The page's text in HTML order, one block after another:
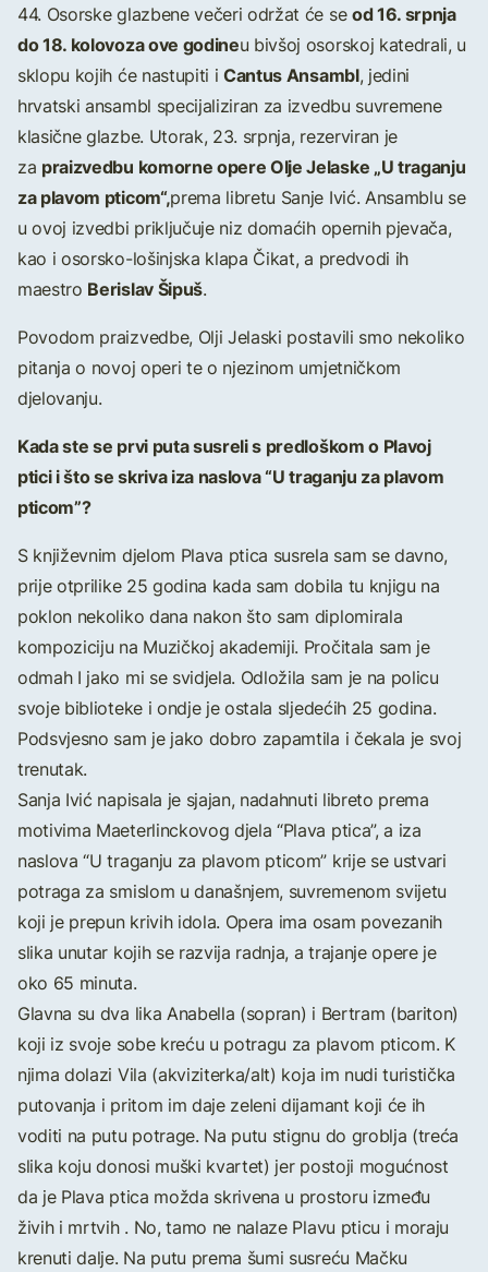
44. Osorske glazbene večeri održat će seod 16. srpnja
do 18. kolovoza ove godineu bivšoj osorskoj katedrali, u
sklopu kojih će nastupiti iCantus Ansambl, jedini
hrvatski ansambl specijaliziran za izvedbu suvremene
klasične glazbe. Utorak, 23. srpnja, rezerviran je
za praizvedbu komorne opere Olje Jelaske „U traganju
za plavom pticom“,prema libretu Sanje Ivić. Ansamblu se
u ovoj izvedbi priključuje niz domaćih opernih pjevača,
kao i osorsko-lošinjska klapa Čikat, a predvodi ih
maestro Berislav Šipuš.
Povodom praizvedbe, Olji Jelaski postavili smo nekoliko
pitanja o novoj operi te o njezinom umjetničkom
djelovanju.
Kada ste se prvi puta susreli s predloškom o Plavoj
ptici i što se skriva iza naslova “U traganju za plavom
pticom”?
S književnim djelom Plava ptica susrela sam se davno,
prije otprilike 25 godina kada sam dobila tu knjigu na
poklon nekoliko dana nakon što sam diplomirala
kompoziciju na Muzičkoj akademiji. Pročitala sam je
odmah I jako mi se svidjela. Odložila sam je na policu
svoje biblioteke i ondje je ostala sljedećih 25 godina.
Podsvjesno sam je jako dobro zapamtila i čekala je svoj
trenutak.
Sanja Ivić napisala je sjajan, nadahnuti libreto prema
motivima Maeterlinckovog djela “Plava ptica”, a iza
naslova “U traganju za plavom pticom” krije se ustvari
potraga za smislom u današnjem, suvremenom svijetu
koji je prepun krivih idola. Opera ima osam povezanih
slika unutar kojih se razvija radnja, a trajanje opere je
oko 65 minuta.
Glavna su dva lika Anabella (sopran) i Bertram (bariton)
koji iz svoje sobe kreću u potragu za plavom pticom. K
njima dolazi Vila (akviziterka/alt) koja im nudi turistička
putovanja i pritom im daje zeleni dijamant koji će ih
voditi na putu potrage. Na putu stignu do groblja (treća
slika koju donosi muški kvartet) jer postoji mogućnost
da je Plava ptica možda skrivena u prostoru između
živih i mrtvih . No, tamo ne nalaze Plavu pticu i moraju
krenuti dalje. Na putu prema šumi susreću Mačku